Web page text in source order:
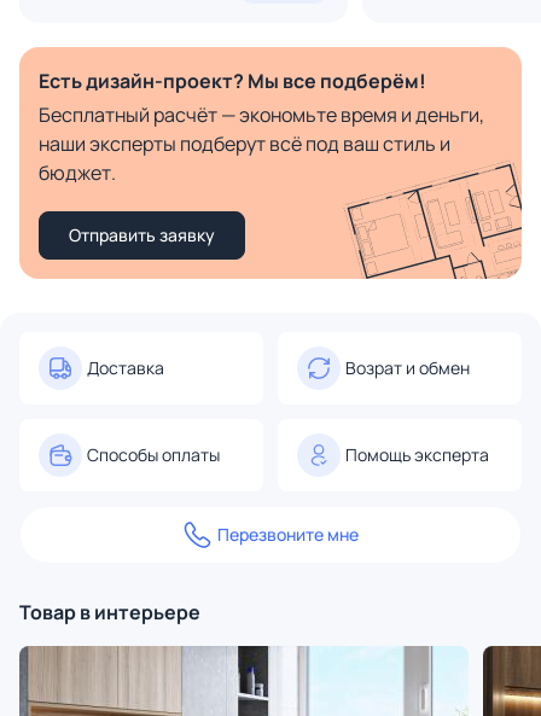
Есть дизайн-проект? Мы все подберём!
Бесплатный расчёт — экономьте время и деньги,
наши эксперты подберут всё под ваш стиль и
бюджет.
Отправить заявку
Доставка Возрат и обмен
Способы оплаты Помощь эксперта
Перезвоните мне
Товар в интерьере